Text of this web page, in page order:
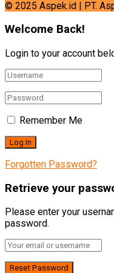
© 2025 Aspek.id | PT.
Welcome Back!
Login to your account
Remember Me
Forgotten Password?
Retrieve your
Please enter your
password.